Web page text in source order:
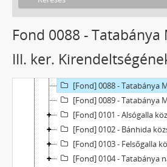
Fond 0088 - Tatabánya
III. ker.
[Fond] 0084 - Tatabánya Megyei Város
[Fond] 0085 - Tatabánya Megyei Város
[Fond] 0086 - Tatabánya Megyei Város
[Fond] 0087 - Tatabánya Megyei Város IV.
[Fond] 0088 - Tatabánya Megyei Város
[Fond] 0089 - Tatabánya Megyei Város
[Fond] 0101 - Alsógalla
[Fond] 0102 - Bánhida
[Fond] 0103 - Felsőgalla
[Fond] 0104 - Tatabánya